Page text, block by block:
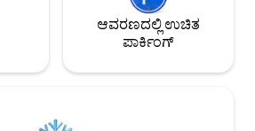
ಆವರಣದಲ್ಲಿ ಉಚಿತ
ಪಾರ್ಕಿಂಗ್